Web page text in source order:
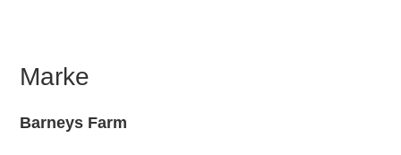
Marke
Barneys Farm